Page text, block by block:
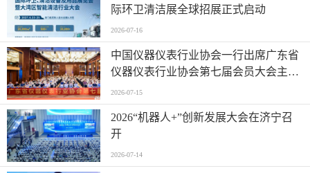
际环卫清洁展全球招展正式启动
2026-07-16
中国仪器仪表行业协会一行出席广东省
仪器仪表行业协会第七届会员大会主题
活动并进行走访交流
2026-07-15
2026“机器人+”创新发展大会在济宁召
开
2026-07-14